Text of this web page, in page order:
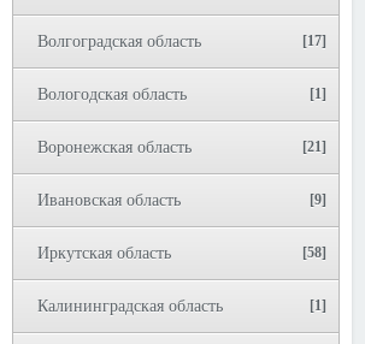
Волгоградская область [17]
Вологодская область [1]
Воронежская область [21]
Ивановская область [9]
Иркутская область [58]
Калининградская область [1]